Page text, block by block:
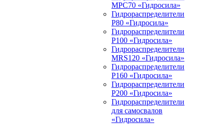
МРС70 «Гидросила»
Гидрораспределители
Р80 «Гидросила»
Гидрораспределители
Р100 «Гидросила»
Гидрораспределители
MRS120 «Гидросила»
Гидрораспределители
Р160 «Гидросила»
Гидрораспределители
Р200 «Гидросила»
Гидрораспределители
для самосвалов
«Гидросила»